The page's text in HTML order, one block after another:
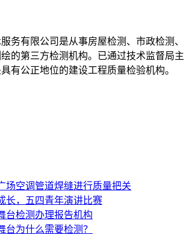
务有限公司是从事房屋检测、市政检测、
的第三方检测机构。已通过技术监督局主
有公正地位的建设工程质量检验机构。
场空调管道焊缝进行质量把关
长，五四青年演讲比赛
台检测办理报告机构
台为什么需要检测？